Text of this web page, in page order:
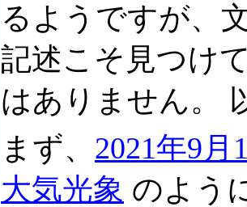
るようですが、
記述こそ見つけ
はありません。
まず、 2021年9
大気光象 のよう